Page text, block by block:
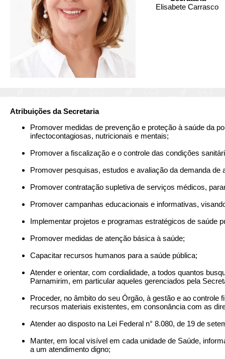
Elisabete Carrasco
Atribuições da Secretaria
Promover medidas de prevenção e proteção à saúde da
infectocontagiosas, nutricionais e mentais;
Promover a fiscalização e o controle das condições
Promover pesquisas, estudos e avaliação da demanda
Promover contratação supletiva de serviços médicos,
Promover campanhas educacionais e informativas,
Implementar projetos e programas estratégicos de saúde
Promover medidas de atenção básica à saúde;
Capacitar recursos humanos para a saúde pública;
Atender e orientar, com cordialidade, a todos quantos
Parnamirim, em particular aqueles gerenciados pela
Proceder, no âmbito do seu Órgão, à gestão e ao
recursos materiais existentes, em consonância com as
Atender ao disposto na Lei Federal n° 8.080, de 19 de
Manter, em local visível em cada unidade de Saúde,
a um atendimento digno;